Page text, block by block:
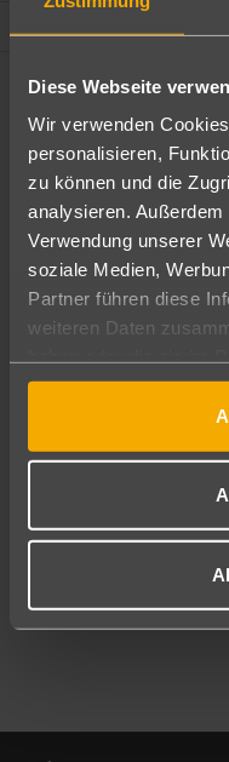
Diese Webseite
Wir verwenden
personalisieren,
zu können und die
analysieren.
Verwendung unserer
soziale Medien,
Partner führen diese
weiteren Daten
gesammelt haben.
Ändere die Kriterien
Pauschal
Abflughafen
Alle Abflughäfen
09.08.26–
Mehr